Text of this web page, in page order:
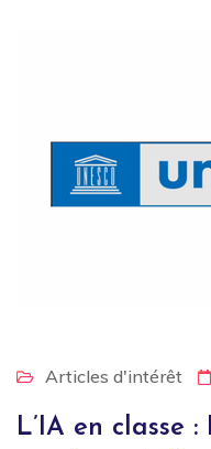
Articles d'intérêt
L’IA en classe